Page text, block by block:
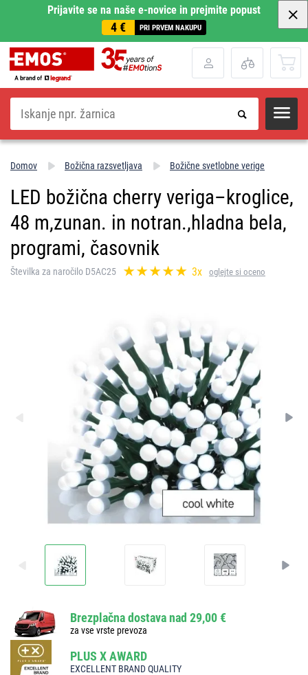
Prijavite se na naše e-novice in prejmite popust
4 € PRI PRVEM NAKUPU
Iskanje
Domov Božična razsvetljava Božične svetlobne verige
LED božična cherry veriga–kroglice,
48 m,zunan. in notran.,hladna bela,
programi, časovnik
Številka za naročilo D5AC25 3x oglejte si oceno
Brezplačna dostava nad 29,00 €
za vse vrste prevoza
PLUS X AWARD
EXCELLENT BRAND QUALITY